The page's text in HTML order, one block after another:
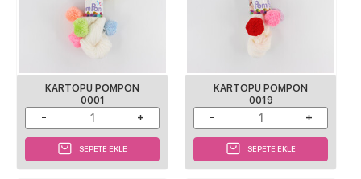
KARTOPU POMPON
0001
SEPETE EKLE
KARTOPU POMPON
0019
SEPETE EKLE